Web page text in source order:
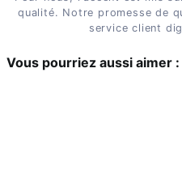
qualité. Notre promesse de
service client
Vous pourriez aussi aimer :